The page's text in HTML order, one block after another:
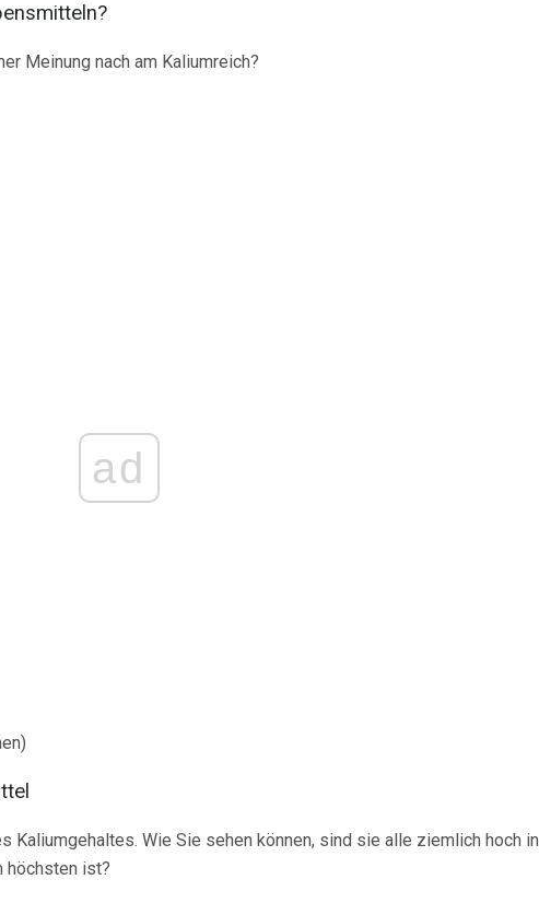
Meinung nach am Kaliumreich?
ad
Kaliumgehaltes. Wie Sie sehen können, sind sie alle ziemlich hoch in
höchsten ist?